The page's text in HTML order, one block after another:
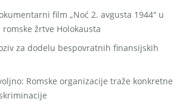
film „Noć 2. avgusta 1944“ u
žrtve Holokausta
za dodelu bespovratnih finansijskih
Romske organizacije traže konkretne